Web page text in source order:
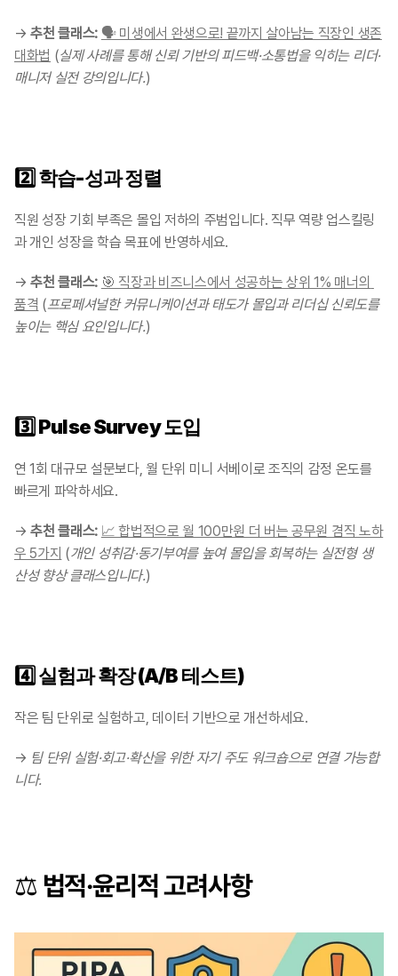
→ 추천 클래스: 🗣 미생에서 완생으로! 끝까지 살아남는 직장인 생존
대화법 (실제 사례를 통해 신뢰 기반의 피드백·소통법을 익히는 리더·
매니저 실전 강의입니다.)
2️⃣ 학습-성과 정렬
직원 성장 기회 부족은 몰입 저하의 주범입니다. 직무 역량 업스킬링
과 개인 성장을 학습 목표에 반영하세요.
→ 추천 클래스: 🎯 직장과 비즈니스에서 성공하는 상위 1% 매너의
품격 (프로페셔널한 커뮤니케이션과 태도가 몰입과 리더십 신뢰도를
높이는 핵심 요인입니다.)
3️⃣ Pulse Survey 도입
연 1회 대규모 설문보다, 월 단위 미니 서베이로 조직의 감정 온도를
빠르게 파악하세요.
→ 추천 클래스: 📈 합법적으로 월 100만원 더 버는 공무원 겸직 노하
우 5가지 (개인 성취감·동기부여를 높여 몰입을 회복하는 실전형 생
산성 향상 클래스입니다.)
4️⃣ 실험과 확장 (A/B 테스트)
작은 팀 단위로 실험하고, 데이터 기반으로 개선하세요.
→ 팀 단위 실험·회고·확산을 위한 자기 주도 워크숍으로 연결 가능합
니다.
⚖️ 법적·윤리적 고려사항